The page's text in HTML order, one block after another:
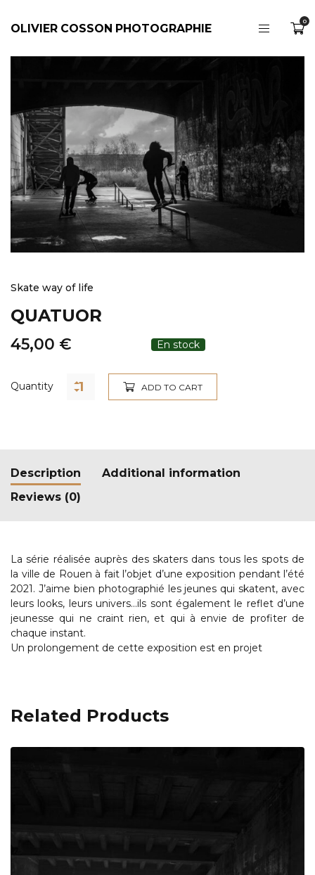
OLIVIER COSSON PHOTOGRAPHIE
0
Skate way of life
QUATUOR
45,00 €
Quantity ADD TO CART
Description
Additional information
Reviews (0)
La série réalisée auprès des skaters dans tous les spots de
la ville de Rouen à fait l’objet d’une exposition pendant l’été
2021. J’aime bien photographié les jeunes qui skatent, avec
leurs looks, leurs univers…ils sont également le reflet d’une
jeunesse qui ne craint rien, et qui à envie de profiter de
chaque instant.
Un prolongement de cette exposition est en projet
Related Products